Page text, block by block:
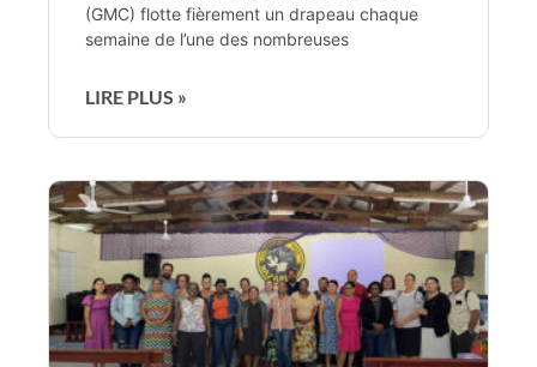
(GMC) flotte fièrement un drapeau chaque
semaine de l’une des nombreuses
LIRE PLUS »